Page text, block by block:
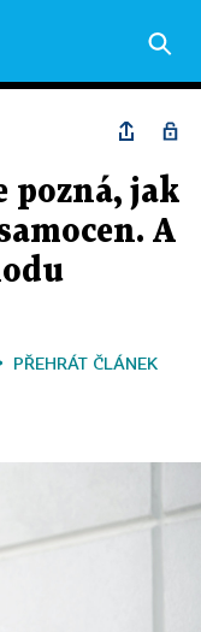
pozná, jak
A
PŘEHRÁT ČLÁNEK